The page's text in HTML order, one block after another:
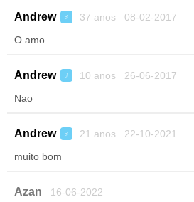
Andrew ♂ 37 anos 08-02-2017
O amo
Andrew ♂ 10 anos 26-06-2017
Nao
Andrew ♂ 21 anos 22-10-2021
muito bom
Azan 16-06-2022